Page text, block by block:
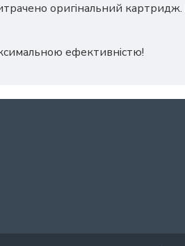
оригінальний картридж.
ефективністю!